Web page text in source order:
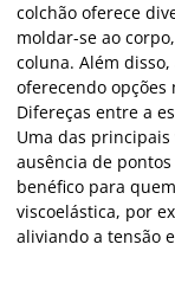
colchão oferece
moldar-se ao
coluna. Além
oferecendo opções
Difereças entre a
Uma das principais
ausência de
benéfico para
viscoelástica, por
aliviando a tensão